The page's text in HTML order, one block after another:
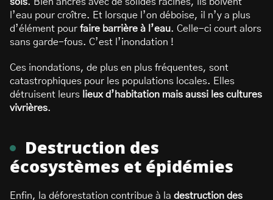
l’eau pour croître. Et lorsque l’on déboise, il n’y a plus
d’élément pour faire barrière à l’eau. Celle-ci court alors
sans garde-fous. C’est l’inondation !
Ces inondations, de plus en plus fréquentes, sont
catastrophiques pour les populations locales. Elles
détruisent leurs lieux d’habitation mais aussi les cultures
vivrières.
Destruction des
écosystèmes et épidémies
Enfin, la déforestation contribue à la destruction des